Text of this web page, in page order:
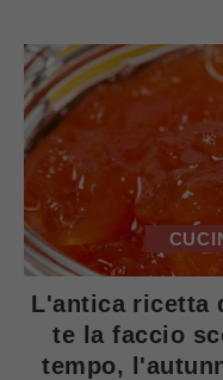
L'antica ricetta
te la faccio
tempo,